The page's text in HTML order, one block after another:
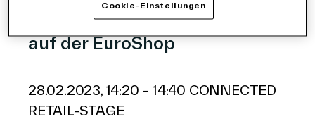
hochkarätigen Gastrednern
auf der EuroShop
28.02.2023, 14:20 – 14:40 CONNECTED
RETAIL-STAGE
Cookie-Einstellungen